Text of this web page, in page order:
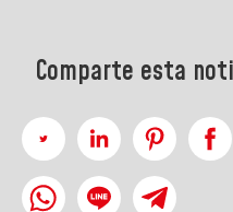
Comparte esta